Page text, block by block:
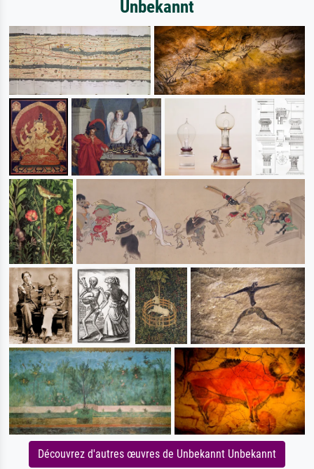
Unbekannt
Découvrez d'autres œuvres de Unbekannt Unbekannt